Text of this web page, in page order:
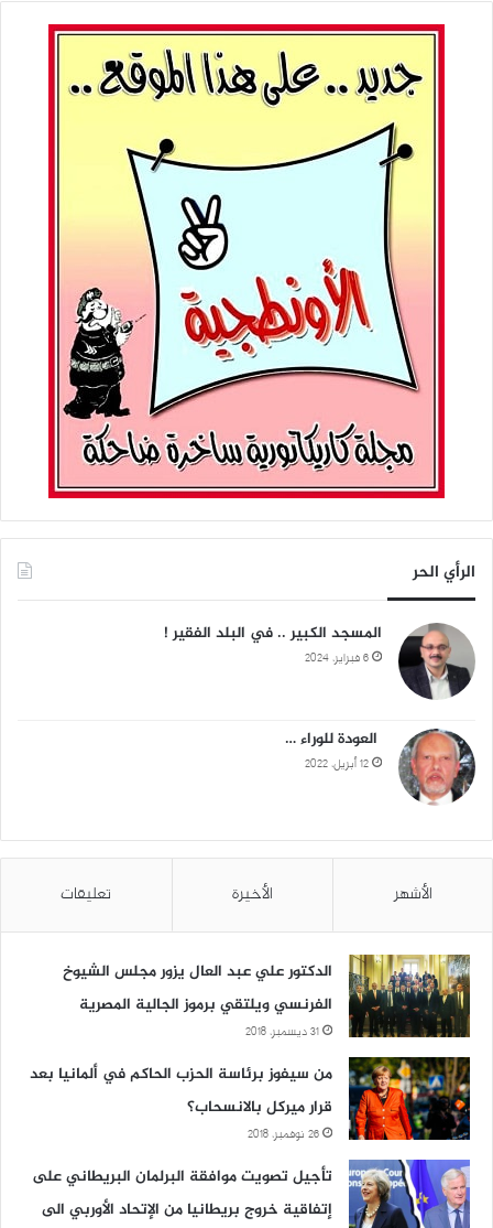
الرأي الحر
المسجد الكبير .. في البلد الفقير !
6 فبراير، 2024
العودة للوراء …
12 أبريل، 2022
الأشهر الأخيرة تعليقات
الدكتور علي عبد العال يزور مجلس الشيوخ
الفرنسي ويلتقي برموز الجالية المصرية
31 ديسمبر، 2018
من سيفوز برئاسة الحزب الحاكم في ألمانيا بعد
قرار ميركل بالانسحاب؟
26 نوفمبر، 2018
تأجيل تصويت موافقة البرلمان البريطاني على
إتفاقية خروج بريطانيا من الإتحاد الأوربي الى